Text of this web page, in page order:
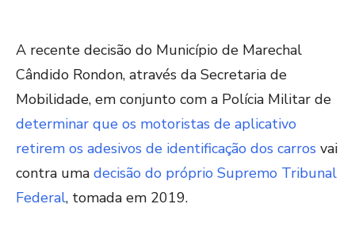
A recente decisão do Município de Marechal
Cândido Rondon, através da Secretaria de
Mobilidade, em conjunto com a Polícia Militar de
determinar que os motoristas de aplicativo
retirem os adesivos de identificação dos carros vai
contra uma decisão do próprio Supremo Tribunal
Federal, tomada em 2019.